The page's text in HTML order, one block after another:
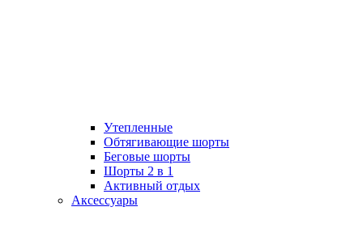
Утепленные
Обтягивающие шорты
Беговые шорты
Шорты 2 в 1
Активный отдых
Аксессуары